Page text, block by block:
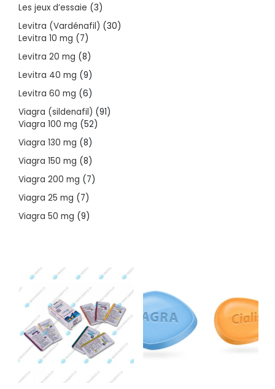
Les jeux d’essaie 33
products
Levitra (Vardénafil) 3030
Levitra 10 mg 77
products
Levitra 20 mg 88
products
Levitra 40 mg 99
products
Levitra 60 mg 66
products
Viagra (sildenafil) 9191
Viagra 100 mg 5252
Viagra 130 mg 88
products
Viagra 150 mg 88
products
Viagra 200 mg 77
Viagra 25 mg 77
products
Viagra 50 mg 99